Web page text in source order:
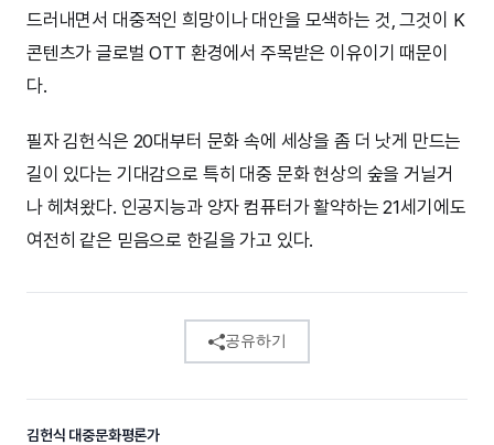
드러내면서 대중적인 희망이나 대안을 모색하는 것, 그것이 K
콘텐츠가 글로벌 OTT 환경에서 주목받은 이유이기 때문이
다.
필자 김헌식은 20대부터 문화 속에 세상을 좀 더 낫게 만드는
길이 있다는 기대감으로 특히 대중 문화 현상의 숲을 거닐거
나 헤쳐왔다. 인공지능과 양자 컴퓨터가 활약하는 21세기에도
여전히 같은 믿음으로 한길을 가고 있다.
공유하기
김헌식 대중문화평론가